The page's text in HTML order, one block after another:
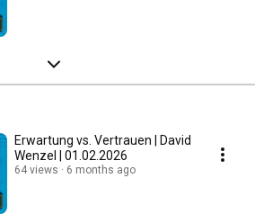
Erwartung vs. Vertrauen | David
Wenzel | 01.02.2026
64 views 6 months ago